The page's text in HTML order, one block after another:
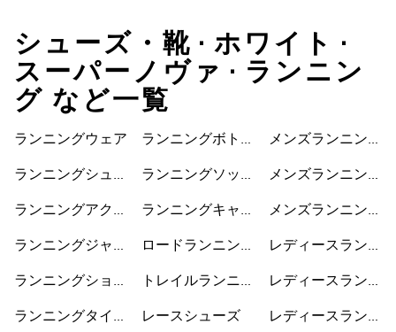
シューズ・靴 • ホワイト •
スーパーノヴァ • ランニン
グ など一覧
ランニングウェア
ランニングシュー
ランニングアクセ
ランニングジャケ
ランニングショー
ランニングタイ
ランニングボトム
ランニングソック
ランニングキャッ
ロードランニング
トレイルランニン
レースシューズ
メンズランニング
メンズランニング
メンズランニング
レディースランニ
レディースランニ
ツ
レディースランニ